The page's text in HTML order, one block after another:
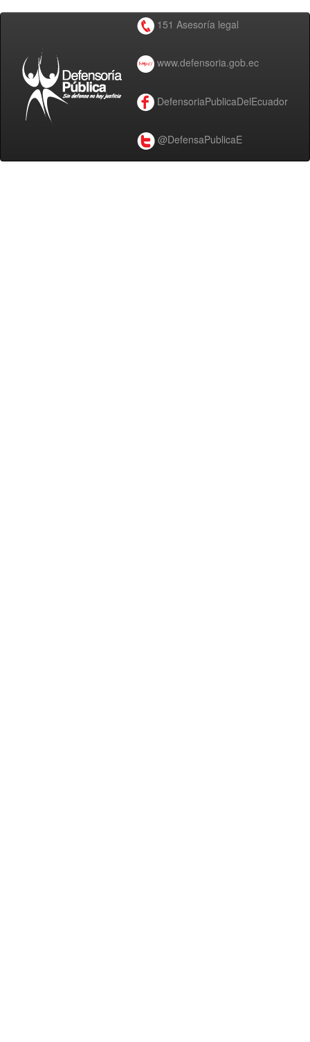
151 Asesoría legal
www.defensoria.gob.ec
DefensoriaPublicaDelEcuador
@DefensaPublicaE